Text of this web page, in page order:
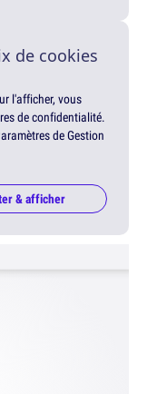
de cookies
l'afficher, vous
de confidentialité.
de Gestion
& afficher